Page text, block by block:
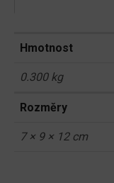
Hmotnost
0.300 kg
Rozměry
7 × 9 × 12 cm